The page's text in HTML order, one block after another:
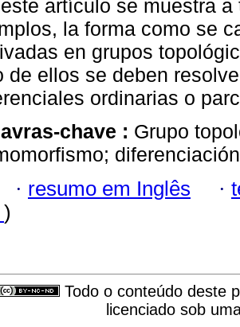
artículo se muestra a
la forma como se
en grupos
de ellos se deben
ordinarias o
chave : Grupo
· resumo em Inglês ·
)
Todo o conteúdo deste
licenciado sob